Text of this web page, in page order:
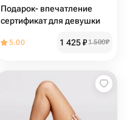
Подарок- впечатление
сертификат для девушки
5.00 1 425₽1 500₽